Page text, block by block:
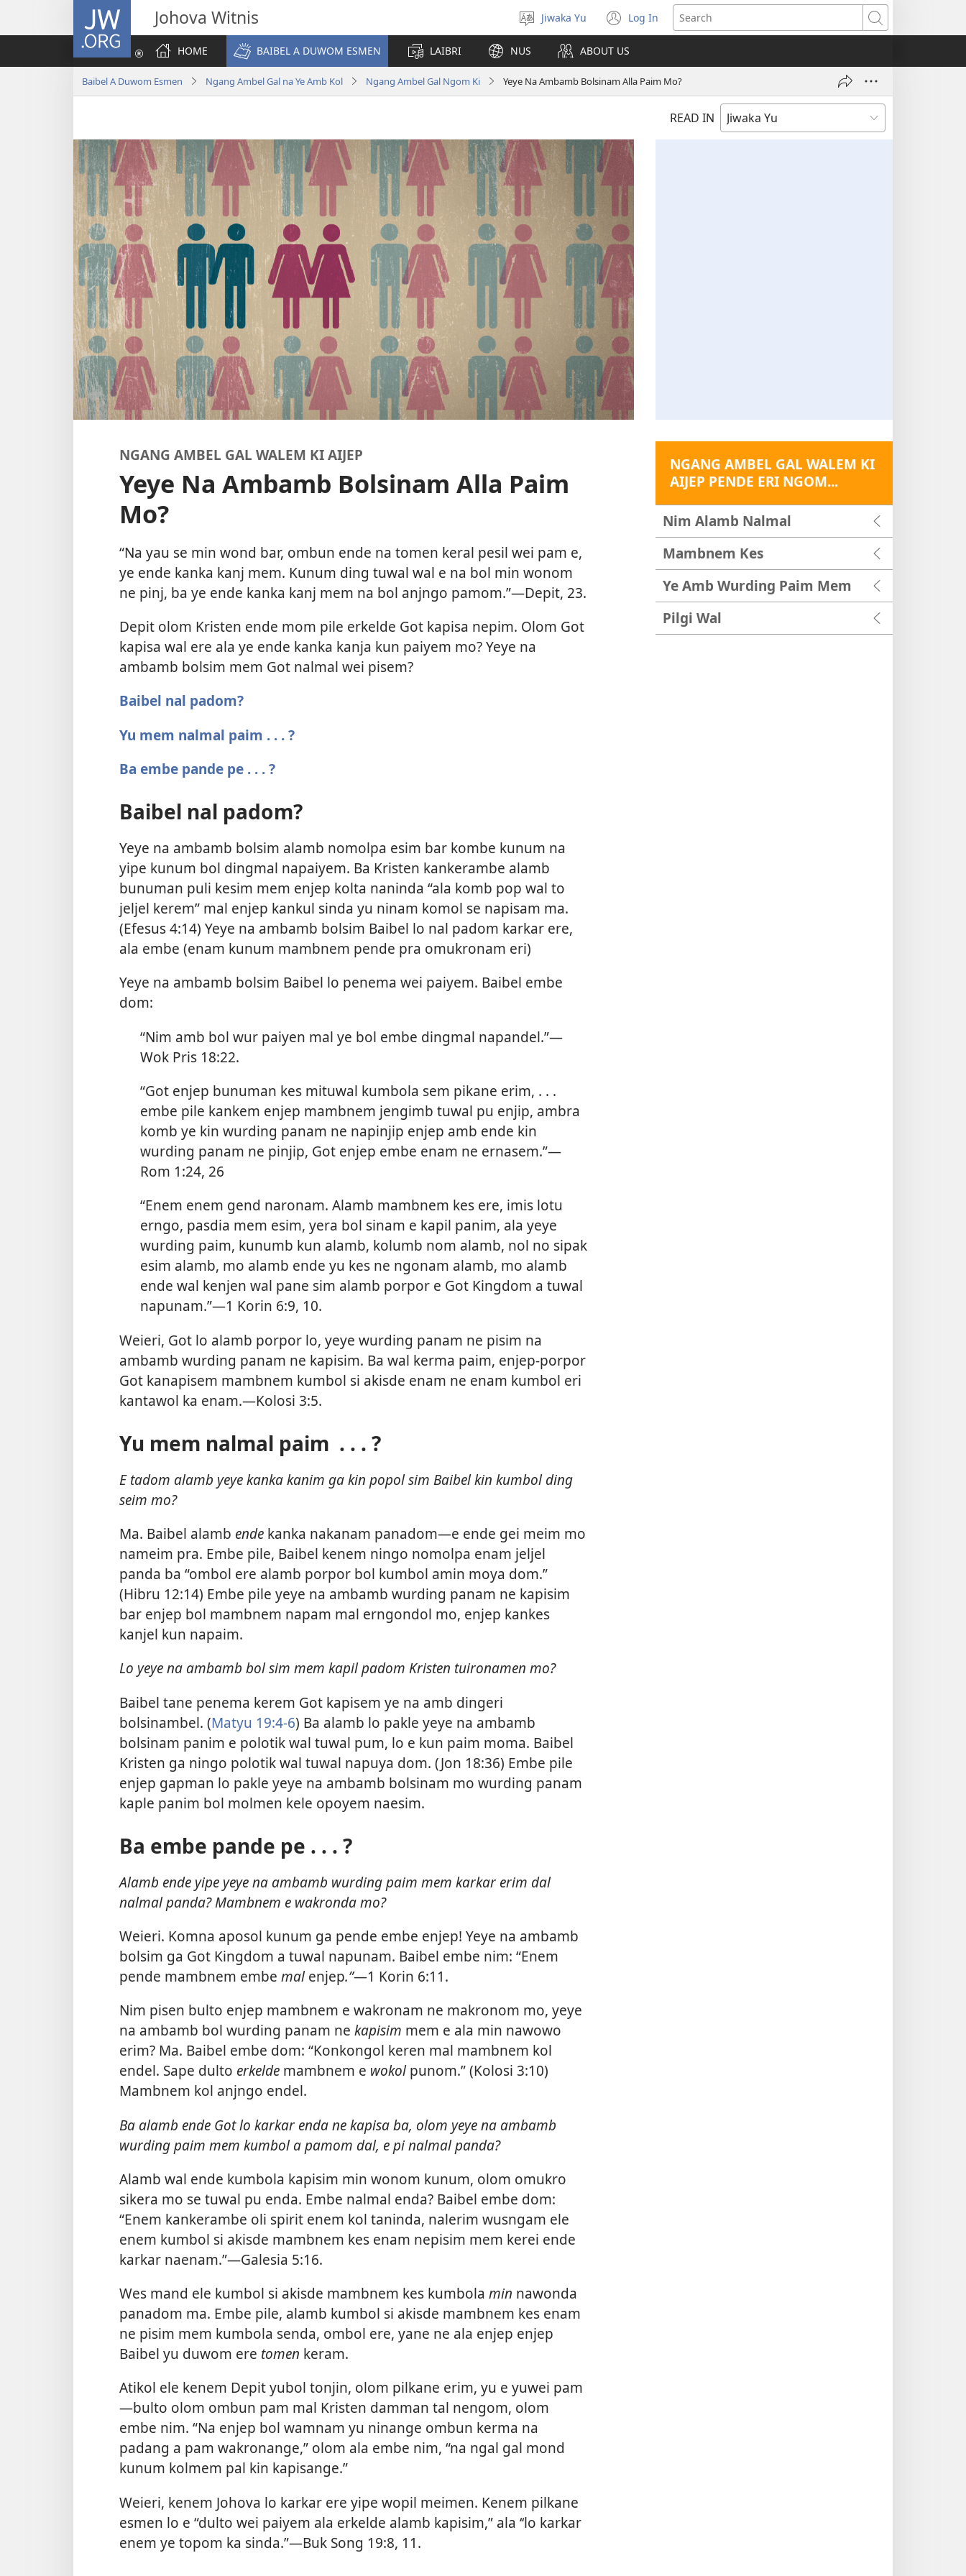
JW.ORG Johova Witnis
Select
language
Jiwaka Yu Log In
(opens
new
Search
HOME
BAIBEL A DUWOM ESMEN LAIBRI NUS ABOUT US
Baibel A Duwom Esmen Ngang Ambel Gal na Ye Amb Kol Ngang Ambel Gal Ngom Ki Yeye Na Ambamb Bolsinam Alla Paim Mo?
READ IN
NGANG AMBEL GAL WALEM KI AIJEP
Yeye Na Ambamb Bolsinam Alla Paim
Mo?
“Na yau se min wond bar, ombun ende na tomen keral pesil wei pam e,
ye ende kanka kanj mem. Kunum ding tuwal wal e na bol min wonom
ne pinj, ba ye ende kanka kanj mem na bol anjngo pamom.”​—Depit, 23.
Depit olom Kristen ende mom pile erkelde Got kapisa nepim. Olom Got
kapisa wal ere ala ye ende kanka kanja kun paiyem mo? Yeye na
ambamb bolsim mem Got nalmal wei pisem?
Baibel nal padom?
Yu mem nalmal paim . . . ?
Ba embe pande pe . . . ?
Baibel nal padom?
Yeye na ambamb bolsim alamb nomolpa esim bar kombe kunum na
yipe kunum bol dingmal napaiyem. Ba Kristen kankerambe alamb
bunuman puli kesim mem enjep kolta naninda “ala komb pop wal to
jeljel kerem” mal enjep kankul sinda yu ninam komol se napisam ma.
(Efesus 4:​14) Yeye na ambamb bolsim Baibel lo nal padom karkar ere,
ala embe (enam kunum mambnem pende pra omukronam eri)
Yeye na ambamb bolsim Baibel lo penema wei paiyem. Baibel embe
dom:
“Nim amb bol wur paiyen mal ye bol embe dingmal napandel.”​—
Wok Pris 18:22.
“Got enjep bunuman kes mituwal kumbola sem pikane erim, . . .
embe pile kankem enjep mambnem jengimb tuwal pu enjip, ambra
komb ye kin wurding panam ne napinjip enjep amb ende kin
wurding panam ne pinjip, Got enjep embe enam ne ernasem.”​—
Rom 1:​24, 26
“Enem enem gend naronam. Alamb mambnem kes ere, imis lotu
erngo, pasdia mem esim, yera bol sinam e kapil panim, ala yeye
wurding paim, kunumb kun alamb, kolumb nom alamb, nol no sipak
esim alamb, mo alamb ende yu kes ne ngonam alamb, mo alamb
ende wal kenjen wal pane sim alamb porpor e Got Kingdom a tuwal
napunam.”​—1 Korin 6:​9, 10.
Weieri, Got lo alamb porpor lo, yeye wurding panam ne pisim na
ambamb wurding panam ne kapisim. Ba wal kerma paim, enjep-porpor
Got kanapisem mambnem kumbol si akisde enam ne enam kumbol eri
kantawol ka enam.​—Kolosi 3:5.
Yu mem nalmal paim . . . ?
E tadom alamb yeye kanka kanim ga kin popol sim Baibel kin kumbol ding
seim mo?
Ma. Baibel alamb ende kanka nakanam panadom​—e ende gei meim mo
nameim pra. Embe pile, Baibel kenem ningo nomolpa enam jeljel
panda ba “ombol ere alamb porpor bol kumbol amin moya dom.”
(Hibru 12:14) Embe pile yeye na ambamb wurding panam ne kapisim
bar enjep bol mambnem napam mal erngondol mo, enjep kankes
kanjel kun napaim.
Lo yeye na ambamb bol sim mem kapil padom Kristen tuironamen mo?
Baibel tane penema kerem Got kapisem ye na amb dingeri
bolsinambel. (Matyu 19:​4-6) Ba alamb lo pakle yeye na ambamb
bolsinam panim e polotik wal tuwal pum, lo e kun paim moma. Baibel
Kristen ga ningo polotik wal tuwal napuya dom. (Jon 18:36) Embe pile
enjep gapman lo pakle yeye na ambamb bolsinam mo wurding panam
kaple panim bol molmen kele opoyem naesim.
Ba embe pande pe . . . ?
Alamb ende yipe yeye na ambamb wurding paim mem karkar erim dal
nalmal panda? Mambnem e wakronda mo?
Weieri. Komna aposol kunum ga pende embe enjep! Yeye na ambamb
bolsim ga Got Kingdom a tuwal napunam. Baibel embe nim: “Enem
pende mambnem embe malenjep.”​—1 Korin 6:​11.
Nim pisen bulto enjep mambnem e wakronam ne makronom mo, yeye
na ambamb bol wurding panam ne kapisim mem e ala min nawowo
erim? Ma. Baibel embe dom: “Konkongol keren mal mambnem kol
endel. Sape dulto erkelde mambnem e wokolpunom.” (Kolosi 3:​10)
Mambnem kol anjngo endel.
Ba alamb ende Got lo karkar enda ne kapisa ba, olom yeye na ambamb
wurding paim mem kumbol a pamom dal, e pi nalmal panda?
Alamb wal ende kumbola kapisim min wonom kunum, olom omukro
sikera mo se tuwal pu enda. Embe nalmal enda? Baibel embe dom:
“Enem kankerambe oli spirit enem kol taninda, nalerim wusngam ele
enem kumbol si akisde mambnem kes enam nepisim mem kerei ende
karkar naenam.”​—Galesia 5:​16.
Wes mand ele kumbol si akisde mambnem kes kumbola min nawonda
panadom ma. Embe pile, alamb kumbol si akisde mambnem kes enam
ne pisim mem kumbola senda, ombol ere, yane ne ala enjep enjep
Baibel yu duwom ere tomen keram.
Atikol ele kenem Depit yubol tonjin, olom pilkane erim, yu e yuwei pam​
—bulto olom ombun pam mal Kristen damman tal nengom, olom
embe nim. “Na enjep bol wamnam yu ninange ombun kerma na
padang a pam wakronange,” olom ala embe nim, “na ngal gal mond
kunum kolmem pal kin kapisange.”
Weieri, kenem Johova lo karkar ere yipe wopil meimen. Kenem pilkane
esmen lo e “dulto wei paiyem ala erkelde alamb kapisim,” ala ‘‘lo karkar
enem ye topom ka sinda.”​—Buk Song 19:​8, 11.
NGANG AMBEL GAL WALEM KI
AIJEP PENDE ERI NGOM...
Nim Alamb Nalmal
Mambnem Kes
Ye Amb Wurding Paim Mem
Pilgi Wal